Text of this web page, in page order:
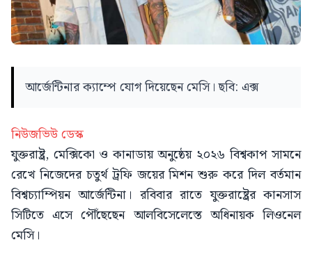
আর্জেন্টিনার ক্যাম্পে যোগ দিয়েছেন মেসি। ছবি: এক্স
নিউজভিউ ডেস্ক
যুক্তরাষ্ট্র, মেক্সিকো ও কানাডায় অনুষ্ঠেয় ২০২৬ বিশ্বকাপ সামনে
রেখে নিজেদের চতুর্থ ট্রফি জয়ের মিশন শুরু করে দিল বর্তমান
বিশ্বচ্যাম্পিয়ন আর্জেন্টিনা। রবিবার রাতে যুক্তরাষ্ট্রের কানসাস
সিটিতে এসে পৌঁছেছেন আলবিসেলেস্তে অধিনায়ক লিওনেল
মেসি।